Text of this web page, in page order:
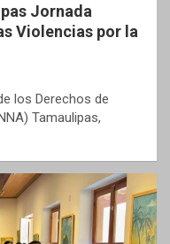
Jornada
Violencias por la
los Derechos de
Tamaulipas,